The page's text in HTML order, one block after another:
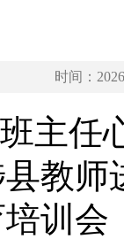
时间：
主任
教
训